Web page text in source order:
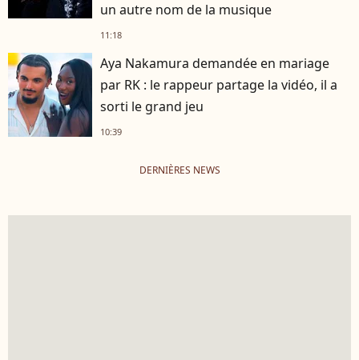
un autre nom de la musique
11:18
Aya Nakamura demandée en mariage
par RK : le rappeur partage la vidéo, il a
sorti le grand jeu
10:39
DERNIÈRES NEWS